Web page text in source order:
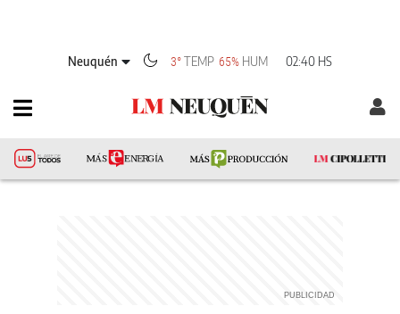
Neuquén 3°TEMP 65% HUM 02:40 HS